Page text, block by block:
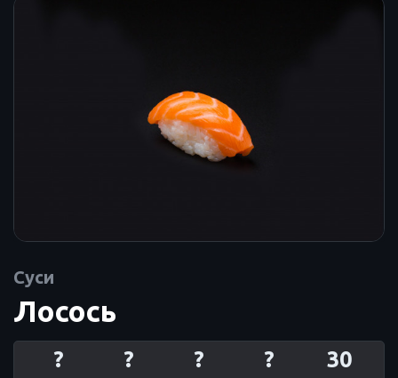
Суси
Лосось
? ? ? ? 30